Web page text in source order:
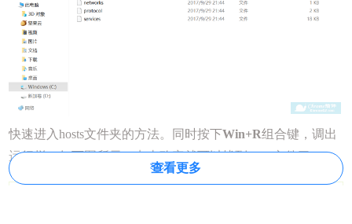
快速进入hosts文件夹的方法。同时按下Win+R组合键，调出
运行栏，如下图所示，点击确定就可以找到hosts文件了。
查看更多